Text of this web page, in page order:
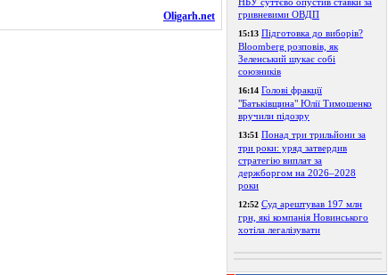
Oligarh.net
гривневими ОВДП
15:13 Підготовка до виборів?
Bloomberg розповів, як
Зеленський шукає собі
союзників
16:14 Голові фракції
"Батьківщина" Юлії Тимошенко
вручили підозру
13:51 Понад три трильйони за
три роки: уряд затвердив
стратегію виплат за
держборгом на 2026–2028
роки
12:52 Суд арештував 197 млн
грн, які компанія Новинського
хотіла легалізувати